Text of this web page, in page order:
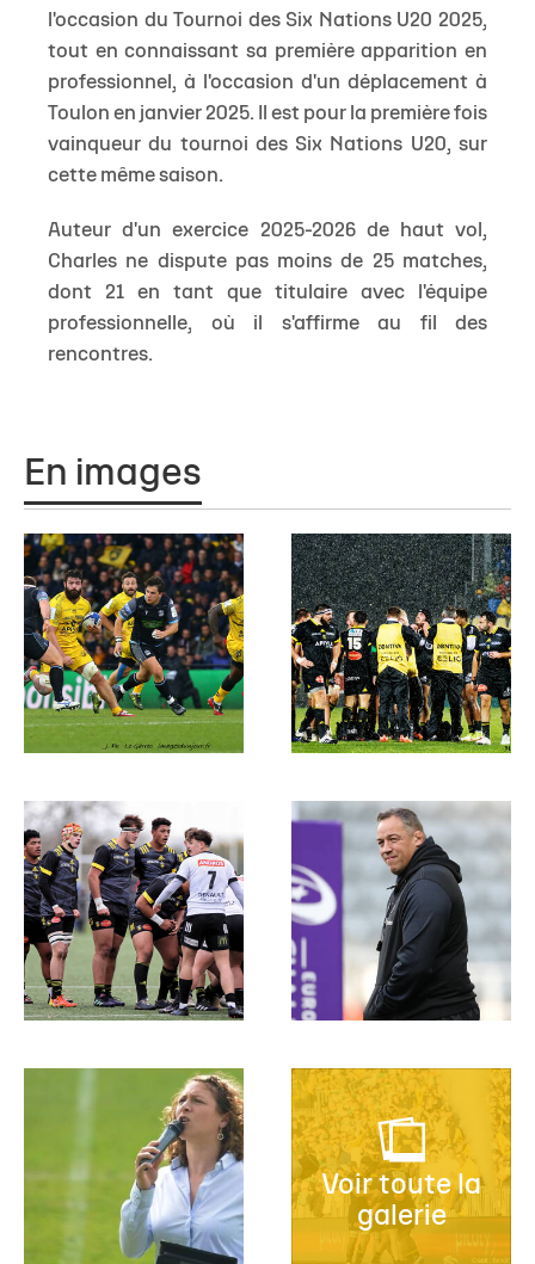
l'occasion du Tournoi des Six Nations U20 2025,
tout en connaissant sa première apparition en
professionnel, à l'occasion d'un déplacement à
Toulon en janvier 2025. Il est pour la première fois
vainqueur du tournoi des Six Nations U20, sur
cette même saison.
Auteur d'un exercice 2025-2026 de haut vol,
Charles ne dispute pas moins de 25 matches,
dont 21 en tant que titulaire avec l'équipe
professionnelle, où il s'affirme au fil des
rencontres.
En images
Voir toute la
galerie